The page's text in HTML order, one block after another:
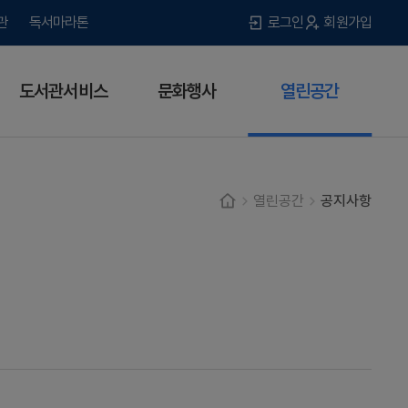
독서마라톤 로그인 회원가입
도서관서비스 문화행사 열린공간
열린공간 공지사항